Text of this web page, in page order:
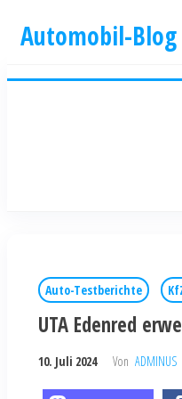
Automobil-Blog
Auto-Testberichte
UTA Edenred
10. Juli 2024 Von ADMINUS